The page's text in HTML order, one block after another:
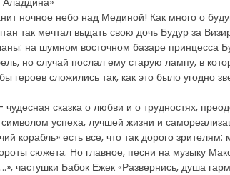
ночное небо над Мединой! Как много о
так мечтал выдать свою дочь Будур за
на шумном восточном базаре принцесса
но случай послал ему старую лампу, в
героев сложились так, как это было угодно
чудесная сказка о любви и о трудностях,
успеха, лучшей жизни и
корабль» есть все, что так дорого
сюжета. Но главное, песни на музыку
частушки Бабок Ежек «Развернись, душа